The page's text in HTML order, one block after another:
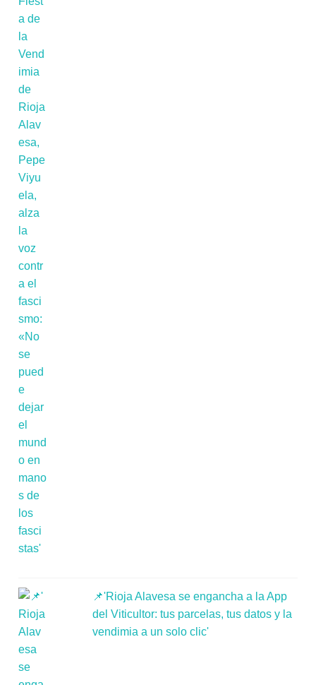
📌'Rioja Alavesa se engancha a la App
del Viticultor: tus parcelas, tus datos y la
vendimia a un solo clic'